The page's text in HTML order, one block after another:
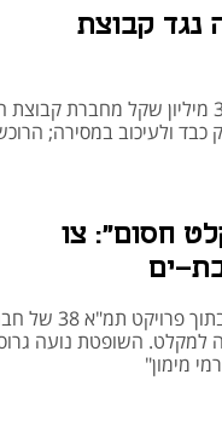
: הריסת המבנה הישן ובנייה מחדש של בניין מודרני תחתיו. מסלול זה
אחד המרכיבים המרכזיים בתמ"א 38 הוא שמירה על זכויות הדיירים. במסגרת כל פרויקט,
נגד קבוצת
ארבעה זוגות שרכשו דירות יוקרה בתל אביב תובעים 3 מיליון שקל
ולעיכוב במסירה;
חסום": צו
ים
49 דיירים בבת ים, חלקם קשישים וניצולי שואה, חיו
עם גישה חסומה למקלט. השופטת נועה
מימון"